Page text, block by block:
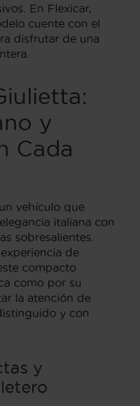
En Flexicar,
cuente con el
disfrutar de una
y
Cada
vehículo que
italiana con
sobresalientes.
de
compacto
como por su
la atención de
y con
y